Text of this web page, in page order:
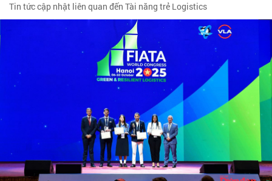
Tin tức cập nhật liên quan đến Tài năng trẻ Logistics